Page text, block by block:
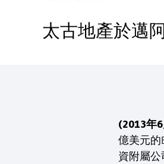
太古地產於邁
(2013年
億美元的
資附屬公